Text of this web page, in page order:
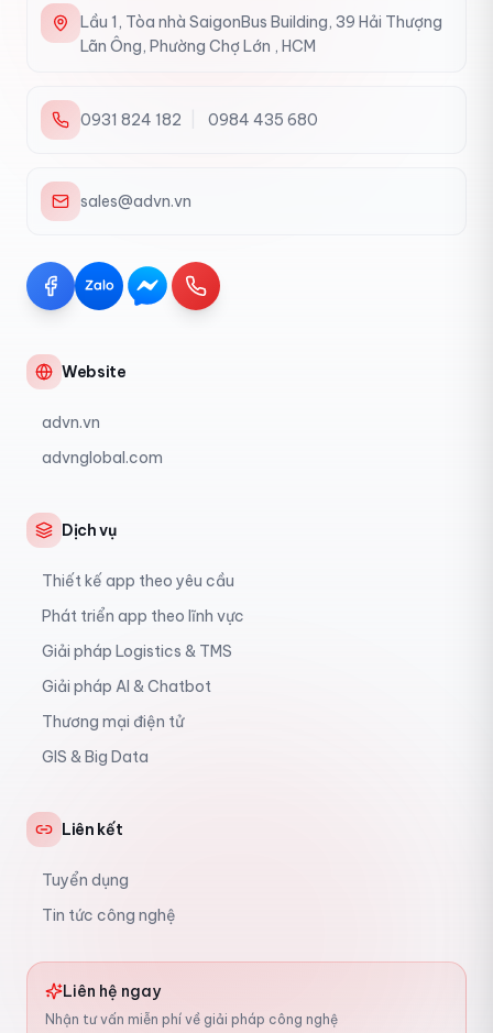
Lầu 1, Tòa nhà SaigonBus Building, 39 Hải Thượng
Lãn Ông, Phường Chợ Lớn , HCM
0931 824 182 0984 435 680
sales@advn.vn
Website
advn.vn
advnglobal.com
Dịch vụ
Thiết kế app theo yêu cầu
Phát triển app theo lĩnh vực
Giải pháp Logistics & TMS
Giải pháp AI & Chatbot
Thương mại điện tử
GIS & Big Data
Liên kết
Tuyển dụng
Tin tức công nghệ
Liên hệ ngay
Nhận tư vấn miễn phí về giải pháp công nghệ